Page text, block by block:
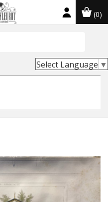
(0)
Select Language ▼